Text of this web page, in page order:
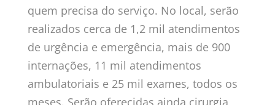
quem precisa do serviço. No local, serão
realizados cerca de 1,2 mil atendimentos
de urgência e emergência, mais de 900
internações, 11 mil atendimentos
ambulatoriais e 25 mil exames, todos os
meses. Serão oferecidas ainda cirurgia